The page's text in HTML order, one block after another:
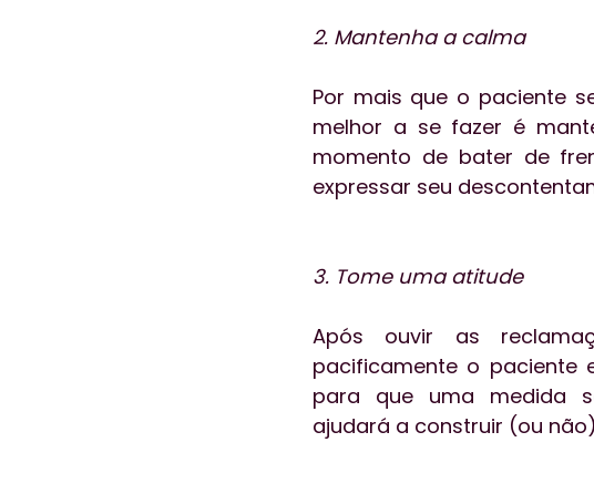
2. Mantenha a calma
Por mais que o paciente
melhor a se fazer é
momento de bater de
3. Tome uma atitude
Após ouvir as
pacificamente o paciente
para que uma medida
ajudará a construir (ou